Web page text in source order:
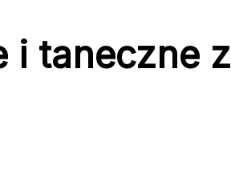
i taneczne z